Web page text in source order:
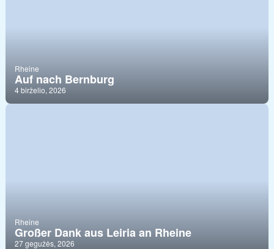
Rheine
Auf nach Bernburg
4 birželio, 2026
Rheine
Großer Dank aus Leiria an Rheine
27 gegužės, 2026